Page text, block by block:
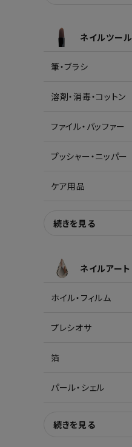
ネイルツール
筆・ブラシ
溶剤・消毒・コットン
ファイル・バッファー
プッシャー・ニッパー
ケア用品
続きを見る
ネイルアート
ホイル・フィルム
プレシオサ
箔
パール・シェル
続きを見る